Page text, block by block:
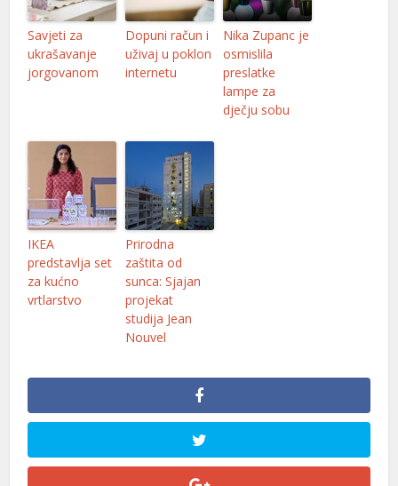
Savjeti za
ukrašavanje
jorgovanom
Dopuni račun i
uživaj u poklon
internetu
Nika Zupanc je
osmislila
preslatke
lampe za
dječju sobu
IKEA
predstavlja set
za kućno
vrtlarstvo
Prirodna
zaštita od
sunca: Sjajan
projekat
studija Jean
Nouvel